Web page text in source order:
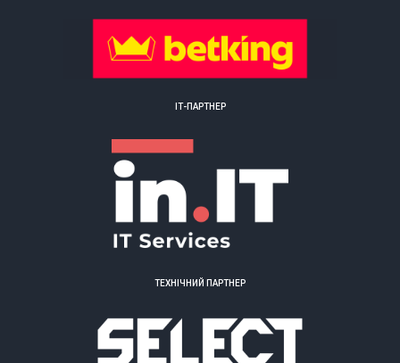
ІТ-ПАРТНЕР
ТЕХНІЧНИЙ ПАРТНЕР